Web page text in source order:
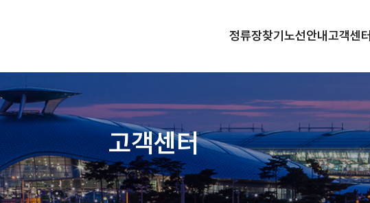
정류장찾기 노선안내고객센터
고객센터